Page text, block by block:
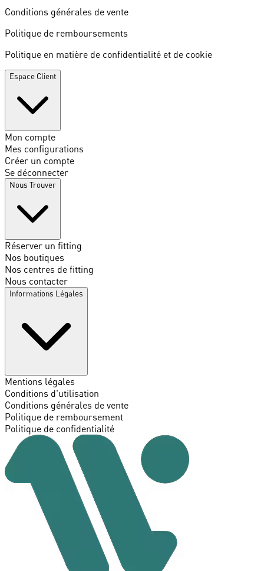
Conditions générales de vente
Politique de remboursements
Politique en matière de confidentialité et de cookie
Espace Client
Mon compte
Mes configurations
Créer un compte
Se déconnecter
Nous Trouver
Réserver un fitting
Nos boutiques
Nos centres de fitting
Nous contacter
Informations Légales
Mentions légales
Conditions d'utilisation
Conditions générales de vente
Politique de remboursement
Politique de confidentialité